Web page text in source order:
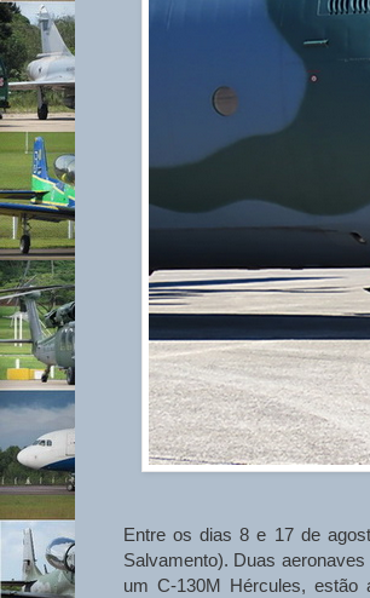
Entre os dias 8 e 17 de
Salvamento). Duas aeronaves
um C-130M Hércules, estão